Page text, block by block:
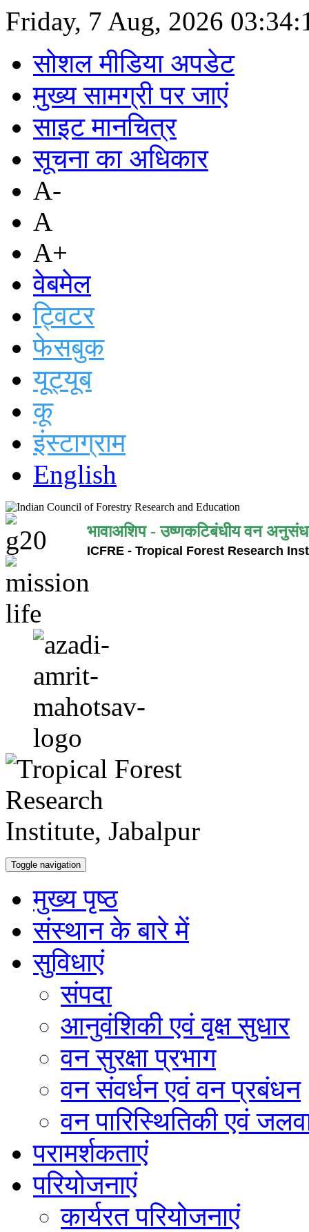
Friday, 7 Aug, 2026
सोशल मीडिया अपडेट
मुख्य सामग्री पर जाएं
साइट मानचित्र
सूचना का अधिकार
A-
A
A+
वेबमेल
ट्विटर
फेसबुक
यूट्यूब
कू
इंस्टाग्राम
English
भावाअशिप - उष्णकटिबंधीय वन
ICFRE - Tropical Forest Research
Toggle navigation
मुख्य पृष्ठ
संस्थान के बारे में
सुविधाएं
संपदा
आनुवंशिकी एवं वृक्ष सुधार
वन सुरक्षा प्रभाग
वन संवर्धन एवं वन प्रबंधन
वन पारिस्थितिकी एवं
परामर्शकताएं
परियोजनाएं
कार्यरत परियोजनाएं